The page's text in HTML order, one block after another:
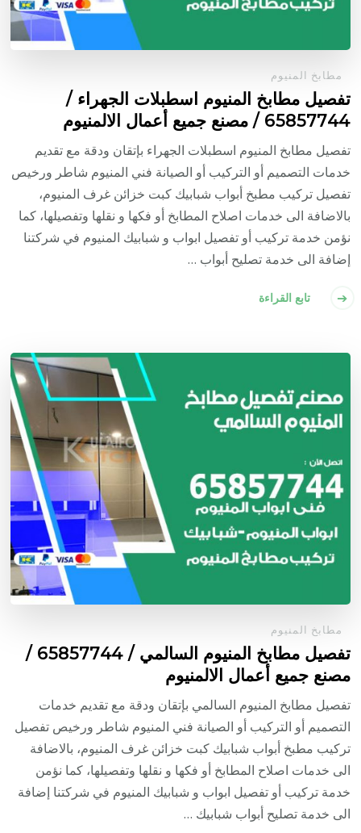
مطابخ المنيوم
تفصيل مطابخ المنيوم اسطبلات الجهراء /
65857744 / مصنع جميع أعمال الالمنيوم
تفصيل مطابخ المنيوم اسطبلات الجهراء بإتقان ودقة مع تقديم
خدمات التصميم أو التركيب أو الصيانة فني المنيوم شاطر ورخيص
تفصيل تركيب مطبخ أبواب شبابيك كبت خزائن غرف المنيوم،
بالاضافة الى خدمات اصلاح المطابخ أو فكها و نقلها وتفصيلها، كما
نؤمن خدمة تركيب أو تفصيل ابواب و شبابيك المنيوم في شركتنا
إضافة الى خدمة تصليح أبواب …
تابع القراءة
مطابخ المنيوم
تفصيل مطابخ المنيوم السالمي / 65857744 /
مصنع جميع أعمال الالمنيوم
تفصيل مطابخ المنيوم السالمي بإتقان ودقة مع تقديم خدمات
التصميم أو التركيب أو الصيانة فني المنيوم شاطر ورخيص تفصيل
تركيب مطبخ أبواب شبابيك كبت خزائن غرف المنيوم، بالاضافة
الى خدمات اصلاح المطابخ أو فكها و نقلها وتفصيلها، كما نؤمن
خدمة تركيب أو تفصيل ابواب و شبابيك المنيوم في شركتنا إضافة
الى خدمة تصليح أبواب شبابيك …